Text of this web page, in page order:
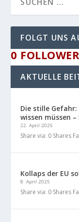
FOLGT UNS
0
AKTUELLE
Die stille
wissen müssen
22. April 2025
Share via: 0 Shares
Kollaps der EU
8. April 2025
Share via: 0 Shares